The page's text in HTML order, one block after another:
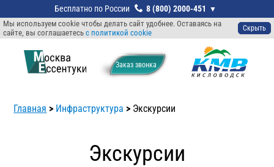
Мы используем cookie чтобы делать сайт удобнее. Оставаясь на
сайте, вы соглашаетесь с политикой cookie Скрыть
Заказ звонкa
8 (800) 2000-451
Главная > Инфраструктура > Экскурсии
Экскурсии